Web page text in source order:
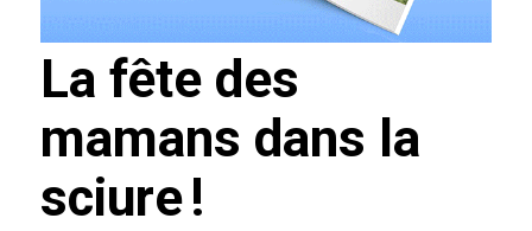
La fête des
mamans dans la
sciure !